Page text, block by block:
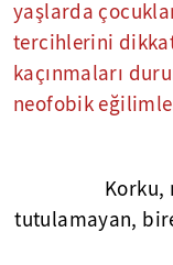
yaşlarda
tercihlerini
kaçınmaları
neofobik
Korku,
tutulamayan,